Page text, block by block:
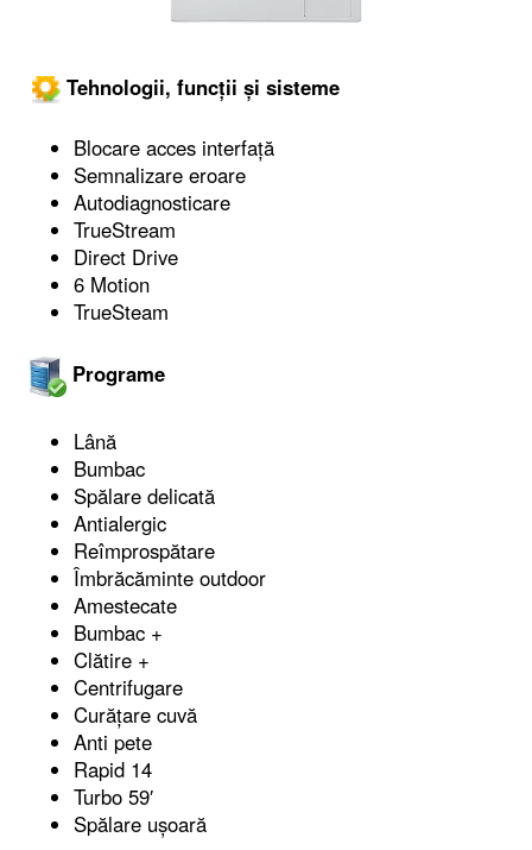
Tehnologii, funcții și sisteme
Blocare acces interfață
Semnalizare eroare
Autodiagnosticare
TrueStream
Direct Drive
6 Motion
TrueSteam
Programe
Lână
Bumbac
Spălare delicată
Antialergic
Reîmprospătare
Îmbrăcăminte outdoor
Amestecate
Bumbac +
Clătire +
Centrifugare
Curățare cuvă
Anti pete
Rapid 14
Turbo 59′
Spălare ușoară